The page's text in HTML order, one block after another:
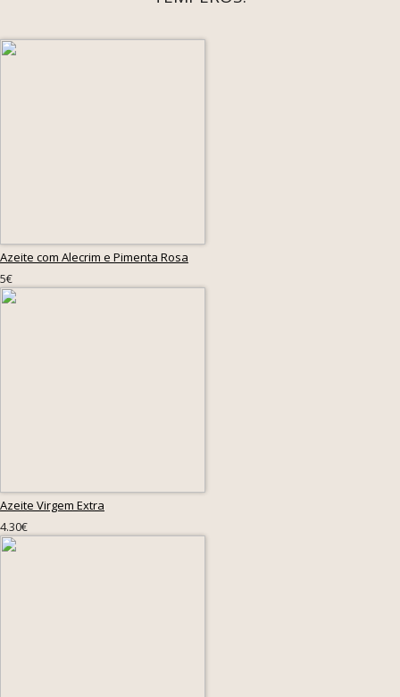
Azeite com Alecrim e Pimenta Rosa
5€
Azeite Virgem Extra
4.30€